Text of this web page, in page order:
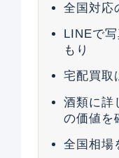
全国対応
LINEで
もり
宅配買取
酒類に詳
の価値を
全国相場